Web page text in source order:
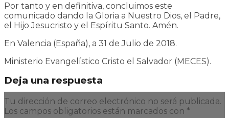
Por tanto y en definitiva, concluimos este
comunicado dando la Gloria a Nuestro Dios, el Padre,
el Hijo Jesucristo y el Espíritu Santo. Amén.
En Valencia (España), a 31 de Julio de 2018.
Ministerio Evangelístico Cristo el Salvador (MECES).
Deja una respuesta
Tu dirección de correo electrónico no será publicada.
Los campos obligatorios están marcados con *